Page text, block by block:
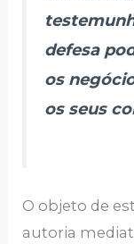
defesa
os
os seus
O objeto de
autoria